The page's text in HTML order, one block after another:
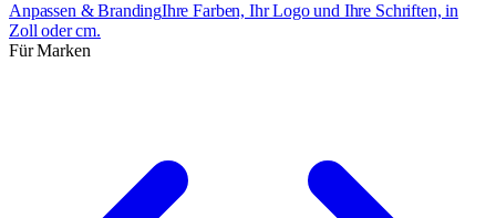
Anpassen & BrandingIhre Farben, Ihr Logo und Ihre Schriften, in
Zoll oder cm.
Für Marken